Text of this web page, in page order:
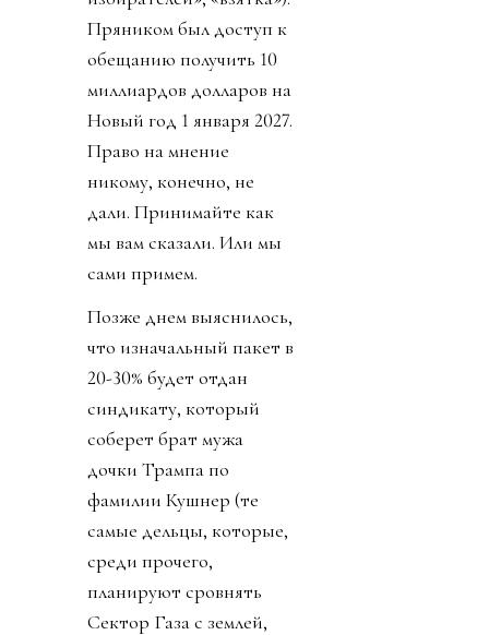
Пряником был доступ к
обещанию получить 10
миллиардов долларов на
Новый год 1 января 2027.
Право на мнение
никому, конечно, не
дали. Принимайте как
мы вам сказали. Или мы
сами примем.
Позже днем выяснилось,
что изначальный пакет в
20-30% будет отдан
синдикату, который
соберет брат мужа
дочки Трампа по
фамилии Кушнер (те
самые дельцы, которые,
среди прочего,
планируют сровнять
Сектор Газа с землей,